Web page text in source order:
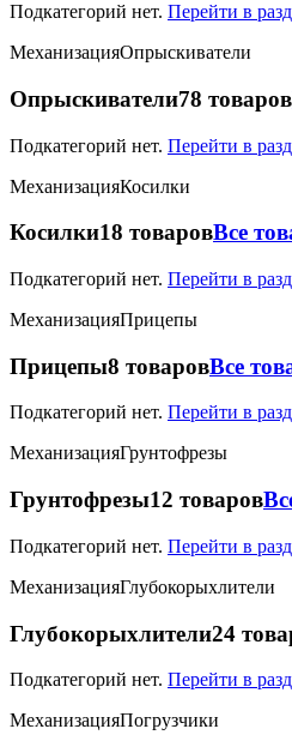
Подкатегорий нет. Перейти в
МеханизацияОпрыскиватели
Опрыскиватели78 товаров
Подкатегорий нет. Перейти в
МеханизацияКосилки
Косилки18 товаровВсе
Подкатегорий нет. Перейти в
МеханизацияПрицепы
Прицепы8 товаровВсе
Подкатегорий нет. Перейти в
МеханизацияГрунтофрезы
Грунтофрезы12 товаров
Подкатегорий нет. Перейти в
МеханизацияГлубокорыхлители
Глубокорыхлители24
Подкатегорий нет. Перейти в
МеханизацияПогрузчики